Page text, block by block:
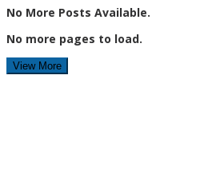
No More Posts Available.
No more pages to load.
View More